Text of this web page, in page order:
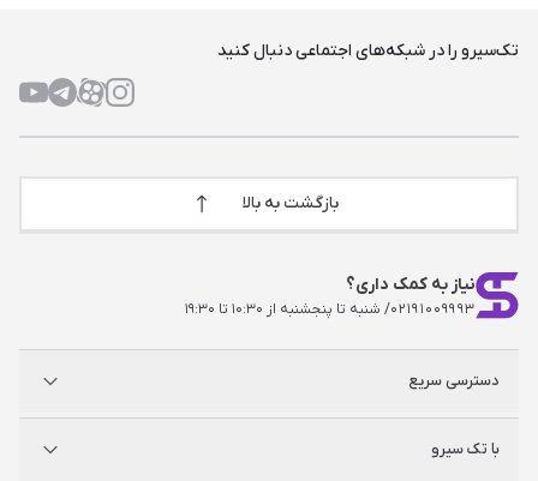
تک‌سیرو را در شبکه‌های اجتماعی دنبال کنید
نیاز به کمک داری؟
۰۲۱۹۱۰۰۹۹۹۳/ شنبه تا پنجشنبه از ۱۰:۳۰ تا ۱۹:۳۰
بازگشت به بالا
دسترسی سریع
ایکس‌باکس
با تک سیرو